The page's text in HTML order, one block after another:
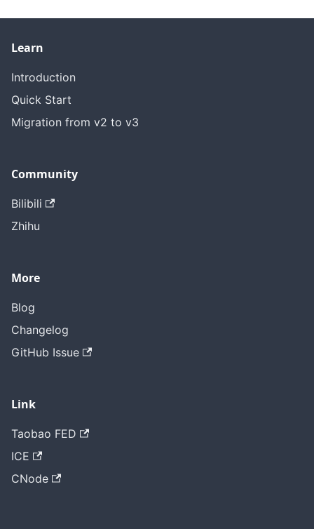
Learn
Introduction
Quick Start
Migration from v2 to v3
Community
Bilibili
Zhihu
More
Blog
Changelog
GitHub Issue
Link
Taobao FED
ICE
CNode